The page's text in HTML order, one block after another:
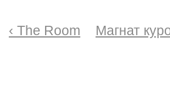
‹ The Room Магнат